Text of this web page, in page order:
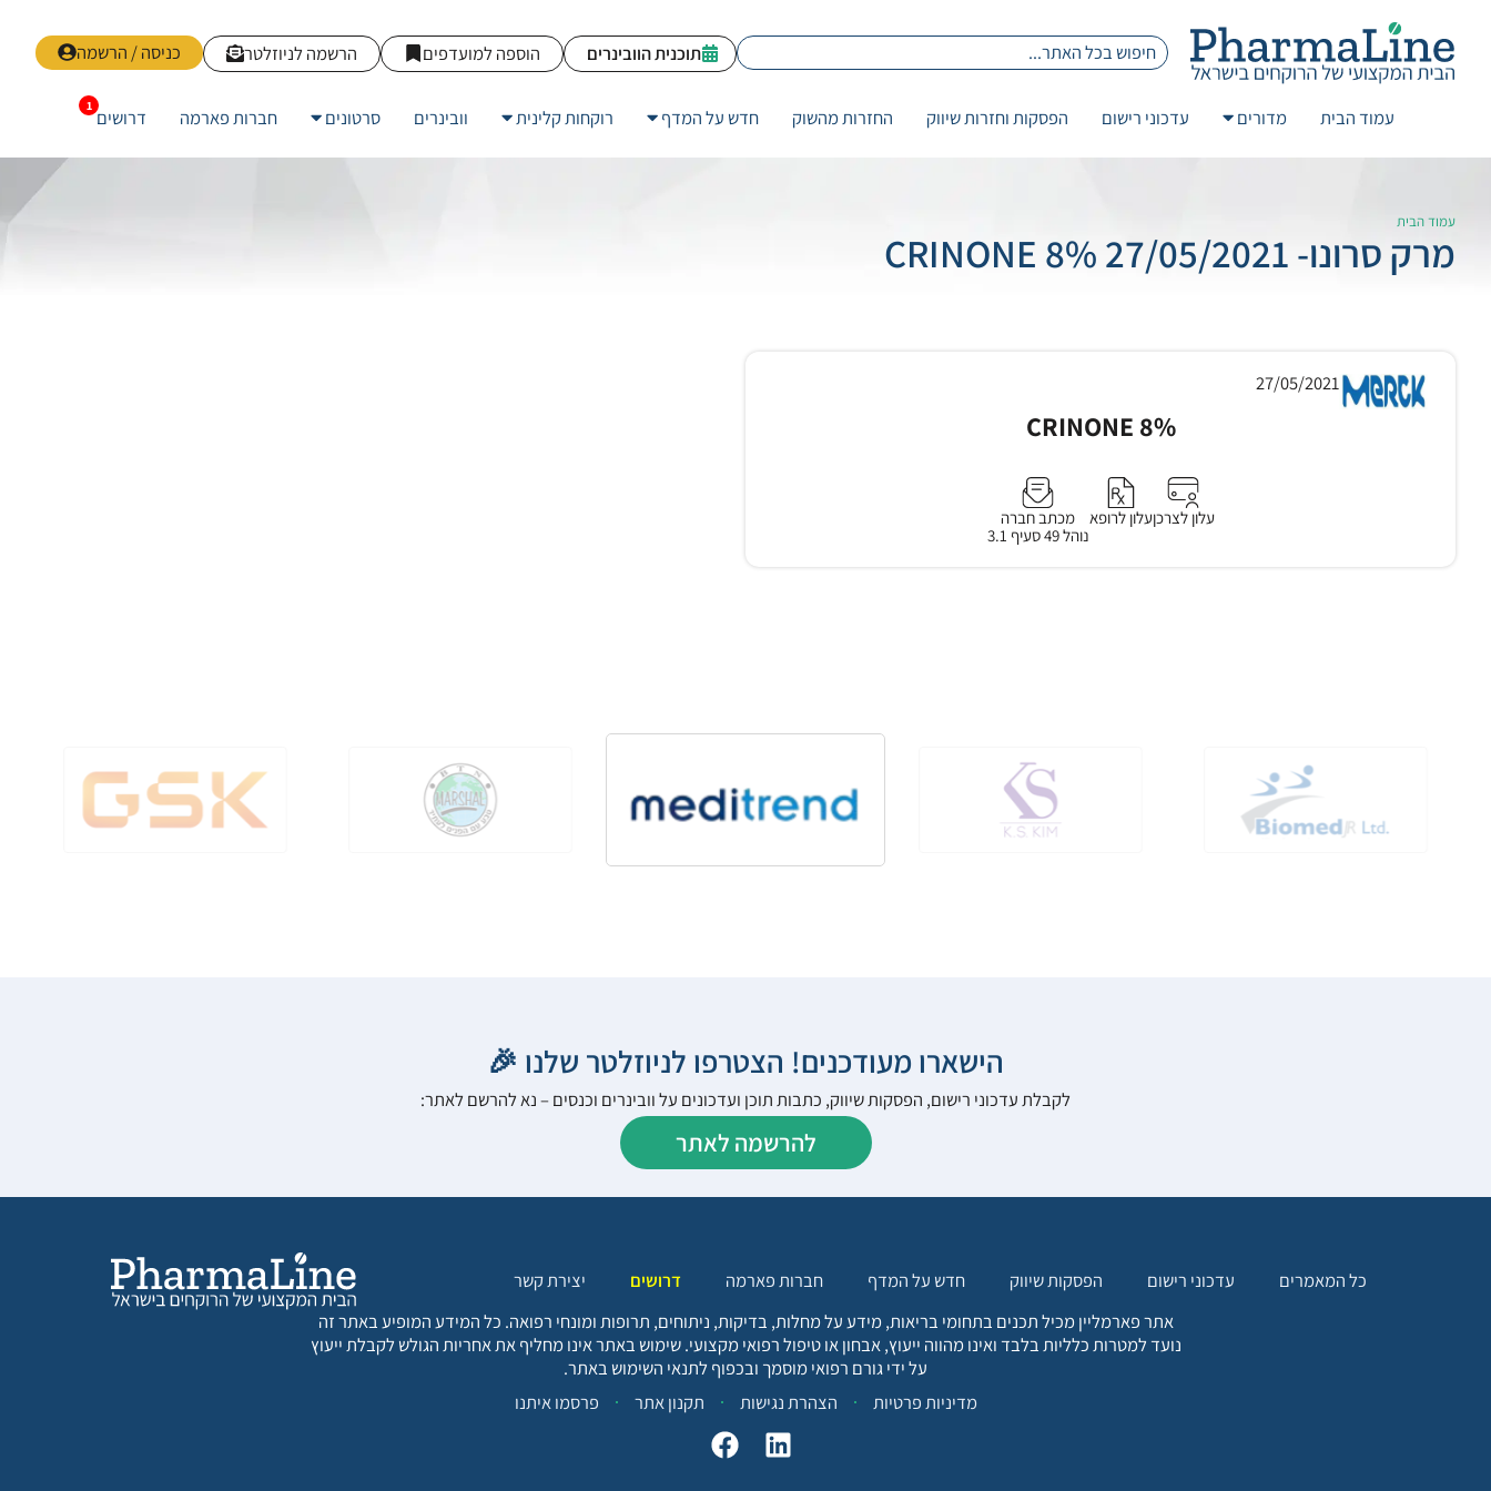
כניסה / הרשמה הרשמה לניוזלטר הוספה למועדפים תוכנית הוובינרים
עמוד הבית מדורים עדכוני רישום הפסקות וחזרות שיווק החזרות מהשוק חדש על המדף רוקחות קלינית וובינרים סרטונים חברות פארמה דרושים
עמוד הבית
מרק סרונו- 27/05/2021 CRINONE 8%
27/05/2021
CRINONE 8%
עלון לצרכןעלון לרופא
מכתב חברה
נוהל 49 סעיף 3.1
הישארו מעודכנים! הצטרפו לניוזלטר שלנו 🎉
לקבלת עדכוני רישום, הפסקות שיווק, כתבות תוכן ועדכונים על וובינרים וכנסים – נא להרשם לאתר:
להרשמה לאתר
כל המאמרים עדכוני רישום הפסקות שיווק חדש על המדף חברות פארמה דרושים
יצירת קשר
אתר פארמליין מכיל תכנים בתחומי בריאות, מידע על מחלות, בדיקות, ניתוחים, תרופות ומונחי רפואה. כל המידע המופיע באתר זה
נועד למטרות כלליות בלבד ואינו מהווה ייעוץ, אבחון או טיפול רפואי מקצועי. שימוש באתר אינו מחליף את אחריות הגולש לקבלת ייעוץ
על ידי גורם רפואי מוסמך ובכפוף לתנאי השימוש באתר.
מדיניות פרטיות
הצהרת נגישות תקנון אתר פרסמו איתנו